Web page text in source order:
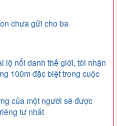
chưa gửi cho ba
lộ nổi danh thế giới, tôi nhận
100m đặc biệt trong cuộc
của một người sẽ được
tư nhất